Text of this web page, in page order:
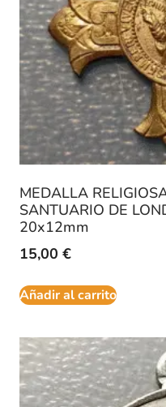
MEDALLA
SANTUARIO DE
20x12mm
15,00 €
Añadir al carrito